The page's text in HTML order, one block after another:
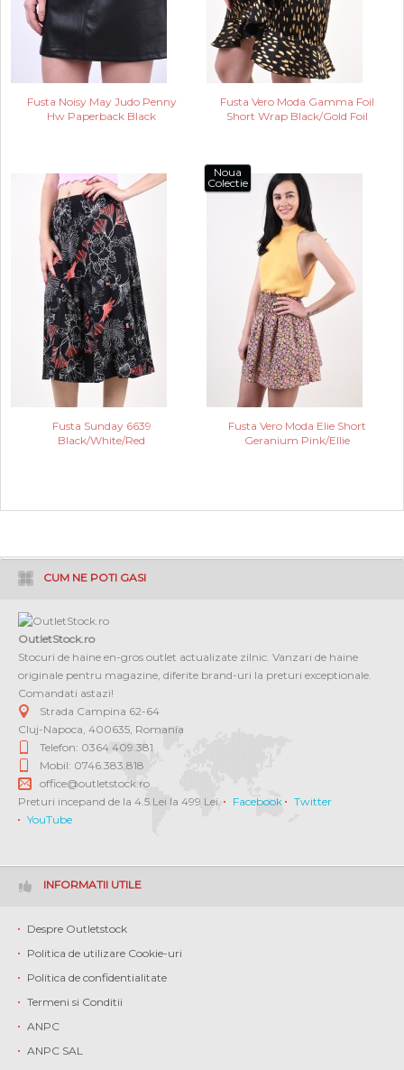
Fusta Noisy May Judo Penny
Hw Paperback Black
Fusta Vero Moda Gamma Foil
Short Wrap Black/Gold Foil
Fusta Sunday 6639
Black/White/Red
Noua
Colectie
Fusta Vero Moda Elie Short
Geranium Pink/Ellie
CUM NE POTI GASI
OutletStock.ro
Stocuri de haine en-gros outlet actualizate zilnic. Vanzari de haine
originale pentru magazine, diferite brand-uri la preturi exceptionale.
Comandati astazi!
Strada Campina 62-64
Cluj-Napoca 400635 Romania
Telefon: 0364 409.381
Mobil: 0746.383.818
office@outletstock.ro
Preturi incepand de la 4.5 Lei la 499 Lei.
Facebook
Twitter
YouTube
INFORMATII UTILE
Despre Outletstock
Politica de utilizare Cookie-uri
Politica de confidentialitate
Termeni si Conditii
ANPC
ANPC SAL